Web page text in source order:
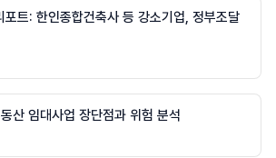
트: 한인종합건축사 등 강소기업, 정부조달
산 임대사업 장단점과 위험 분석